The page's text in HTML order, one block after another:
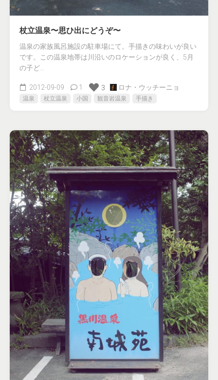
杖立温泉〜思ひ出にどうぞ〜
温泉の家族風呂施設の駐車場にて。手描きの味わいが良い
です。この温泉地帯は川沿いのロケーションが良く、5月
の子ど…
2012-09-09 1 3 ロナ・ウッチーニョ
温泉 杖立温泉 小国 観音岩温泉 手描き